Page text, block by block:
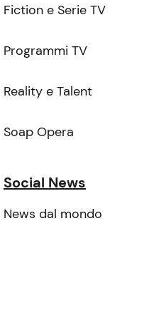
Fiction e Serie TV
Programmi TV
Reality e Talent
Soap Opera
Social News
News dal mondo